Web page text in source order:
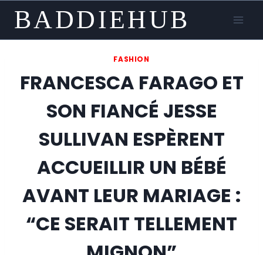
content
BADDIEHUB
FASHION
FRANCESCA FARAGO ET
SON FIANCÉ JESSE
SULLIVAN ESPÈRENT
ACCUEILLIR UN BÉBÉ
AVANT LEUR MARIAGE :
“CE SERAIT TELLEMENT